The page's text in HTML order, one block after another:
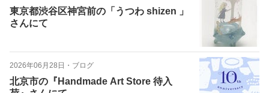
東京都渋谷区神宮前の「うつわ shizen 」
さんにて
2026年06月28日 ・ ブログ
北京市の『Handmade Art Store 待入